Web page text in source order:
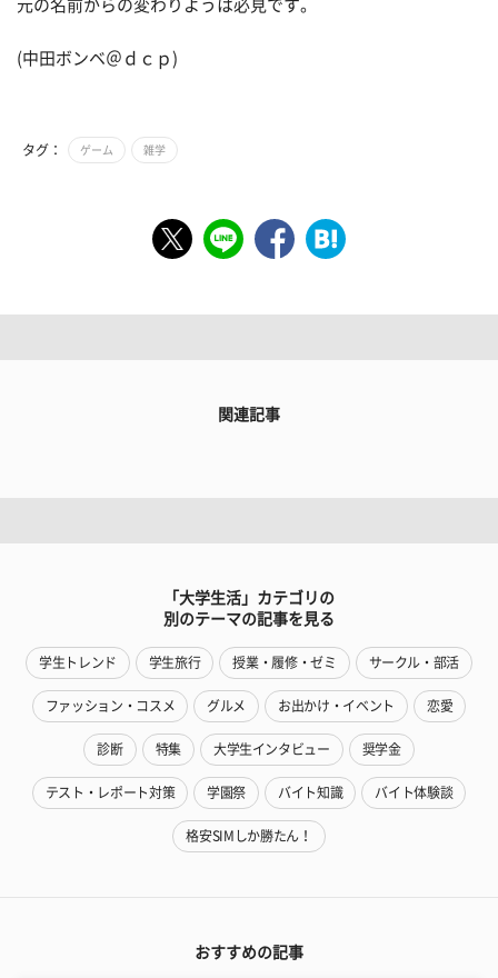
元の名前からの変わりようは必見です。
(中田ボンベ＠ｄｃｐ)
タグ： ゲーム 雑学
関連記事
「大学生活」カテゴリの
別のテーマの記事を見る
学生トレンド 学生旅行 授業・履修・ゼミ サークル・部活
ファッション・コスメ グルメ お出かけ・イベント 恋愛
診断 特集 大学生インタビュー 奨学金
テスト・レポート対策 学園祭 バイト知識 バイト体験談
格安SIMしか勝たん！
おすすめの記事